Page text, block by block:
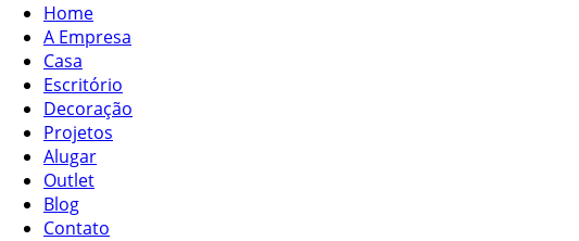
Home
A Empresa
Casa
Escritório
Decoração
Projetos
Alugar
Outlet
Blog
Contato